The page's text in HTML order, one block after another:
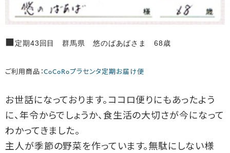
■定期43回目 群馬県 悠のばあばさま 68歳
ご利用商品：CoCoRoプラセンタ定期お届け便
お世話になっております。ココロ便りにもあったよう
に、年令からでしょうか、食生活の大切さが今になって
わかってきました。
主人が季節の野菜を作っています。無駄にしない様